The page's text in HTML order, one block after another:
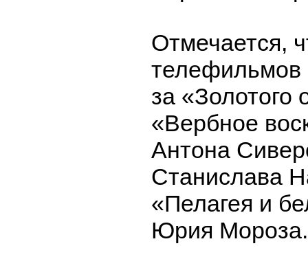
Отмечается,
телефильмов
за «Золотого
«Вербное
Антона
Станислава
«Пелагея и
Юрия Мороза.